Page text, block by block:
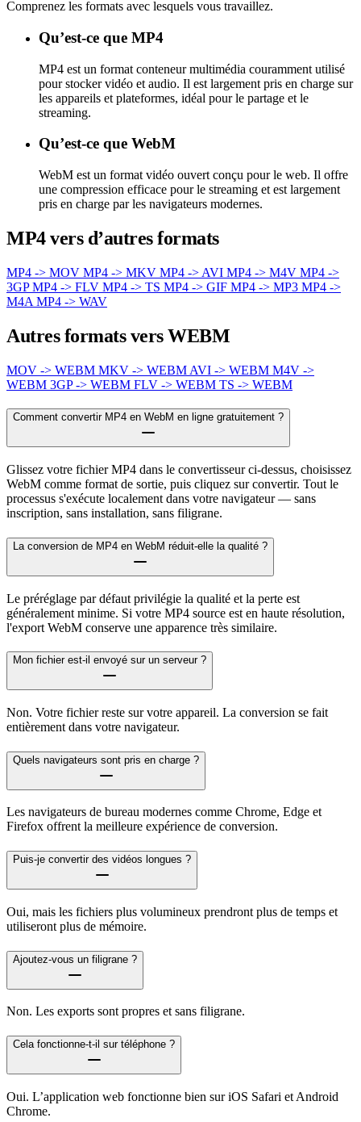
Comprenez les formats avec lesquels vous travaillez.
Qu’est-ce que MP4
MP4 est un format conteneur multimédia couramment utilisé
pour stocker vidéo et audio. Il est largement pris en charge sur
les appareils et plateformes, idéal pour le partage et le
streaming.
Qu’est-ce que WebM
WebM est un format vidéo ouvert conçu pour le web. Il offre
une compression efficace pour le streaming et est largement
pris en charge par les navigateurs modernes.
MP4 vers d’autres formats
MP4 -> MOV MP4 -> MKV MP4 -> AVI MP4 -> M4V MP4 ->
3GPMP4 -> FLV MP4 -> TS MP4 -> GIF MP4 -> MP3 MP4 ->
M4A MP4 -> WAV
Autres formats vers WEBM
MOV -> WEBM MKV -> WEBM AVI -> WEBM M4V ->
WEBM 3GP -> WEBM FLV -> WEBM TS -> WEBM
Comment convertir MP4 en WebM en ligne gratuitement ?
Glissez votre fichier MP4 dans le convertisseur ci-dessus, choisissez
WebM comme format de sortie, puis cliquez sur convertir. Tout le
processus s'exécute localement dans votre navigateur — sans
inscription, sans installation, sans filigrane.
La conversion de MP4 en WebM réduit-elle la qualité ?
Le préréglage par défaut privilégie la qualité et la perte est
généralement minime. Si votre MP4 source est en haute résolution,
l'export WebM conserve une apparence très similaire.
Mon fichier est-il envoyé sur un serveur ?
Non. Votre fichier reste sur votre appareil. La conversion se fait
entièrement dans votre navigateur.
Quels navigateurs sont pris en charge ?
Les navigateurs de bureau modernes comme Chrome, Edge et
Firefox offrent la meilleure expérience de conversion.
Puis-je convertir des vidéos longues ?
Oui, mais les fichiers plus volumineux prendront plus de temps et
utiliseront plus de mémoire.
Ajoutez-vous un filigrane ?
Non. Les exports sont propres et sans filigrane.
Cela fonctionne-t-il sur téléphone ?
Oui. L’application web fonctionne bien sur iOS Safari et Android
Chrome.